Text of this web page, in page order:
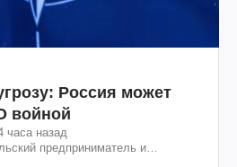
Россия может
войной
часа назад
предприниматель и